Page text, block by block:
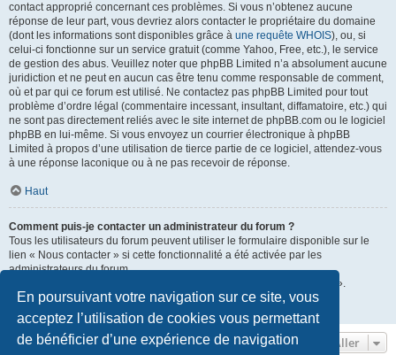
En poursuivant votre navigation sur ce site, vous
acceptez l’utilisation de cookies vous permettant
de bénéficier d’une expérience de navigation
contact approprié concernant ces problèmes. Si vous n’obtenez aucune
réponse de leur part, vous devriez alors contacter le propriétaire du domaine
(dont les informations sont disponibles grâce à une requête WHOIS), ou, si
celui-ci fonctionne sur un service gratuit (comme Yahoo, Free, etc.), le service
de gestion des abus. Veuillez noter que phpBB Limited n’a absolument aucune
juridiction et ne peut en aucun cas être tenu comme responsable de comment,
où et par qui ce forum est utilisé. Ne contactez pas phpBB Limited pour tout
problème d’ordre légal (commentaire incessant, insultant, diffamatoire, etc.) qui
ne sont pas directement reliés avec le site internet de phpBB.com ou le logiciel
phpBB en lui-même. Si vous envoyez un courrier électronique à phpBB
Limited à propos d’une utilisation de tierce partie de ce logiciel, attendez-vous
à une réponse laconique ou à ne pas recevoir de réponse.
Haut
Comment puis-je contacter un administrateur du forum ?
Tous les utilisateurs du forum peuvent utiliser le formulaire disponible sur le
lien « Nous contacter » si cette fonctionnalité a été activée par les
administrateurs du forum.
Les membres du forum peuvent également utiliser le lien « L’équipe ».
Aller